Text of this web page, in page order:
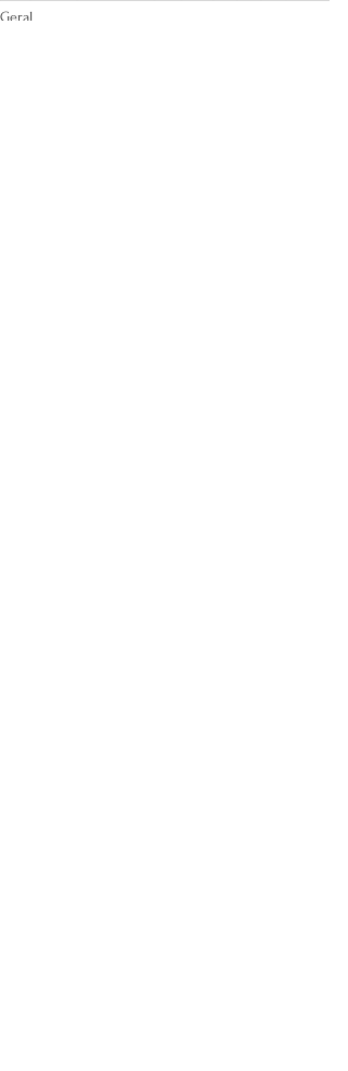
Geral